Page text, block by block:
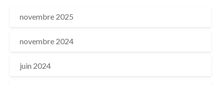
novembre 2025
novembre 2024
juin 2024